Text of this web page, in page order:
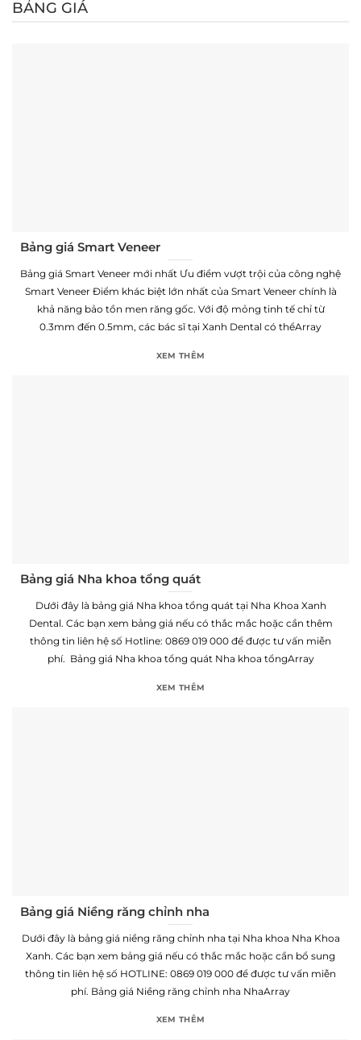
Skip
BẢNG GIÁ
Bảng giá Smart Veneer
Bảng giá Smart Veneer mới nhất Ưu điểm vượt trội của công nghệ
Smart Veneer Điểm khác biệt lớn nhất của Smart Veneer chính là
khả năng bảo tồn men răng gốc. Với độ mỏng tinh tế chỉ từ
0.3mm đến 0.5mm, các bác sĩ tại Xanh Dental có thểArray
XEM THÊM
Bảng giá Nha khoa tổng quát
Dưới đây là bảng giá Nha khoa tổng quát tại Nha Khoa Xanh
Dental. Các bạn xem bảng giá nếu có thắc mắc hoặc cần thêm
thông tin liên hệ số Hotline: 0869 019 000 để được tư vấn miễn
phí. Bảng giá Nha khoa tổng quát Nha khoa tổngArray
XEM THÊM
Bảng giá Niềng răng chỉnh nha
Dưới đây là bảng giá niềng răng chỉnh nha tại Nha khoa Nha Khoa
Xanh. Các bạn xem bảng giá nếu có thắc mắc hoặc cần bổ sung
thông tin liên hệ số HOTLINE: 0869 019 000 để được tư vấn miễn
phí. Bảng giá Niềng răng chỉnh nha NhaArray
XEM THÊM